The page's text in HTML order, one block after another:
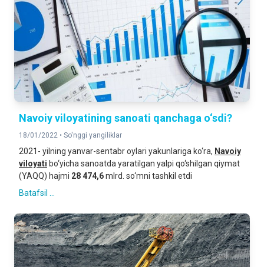
Navoiy viloyatining sanoati qanchaga o‘sdi?
18/01/2022 • So'nggi yangiliklar
2021- yilning yanvar-sentabr oylari yakunlariga ko‘ra, Navoiy
viloyati bo‘yicha sanoatda yaratilgan yalpi qo‘shilgan qiymat
(YAQQ) hajmi 28 474,6mlrd. so‘mni tashkil etdi
Batafsil ...